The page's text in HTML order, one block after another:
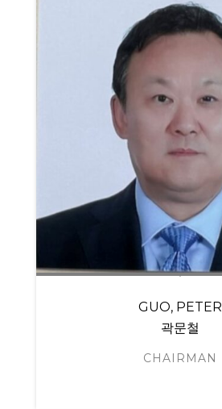
GUO, PETER
곽문철
CHAIRMAN